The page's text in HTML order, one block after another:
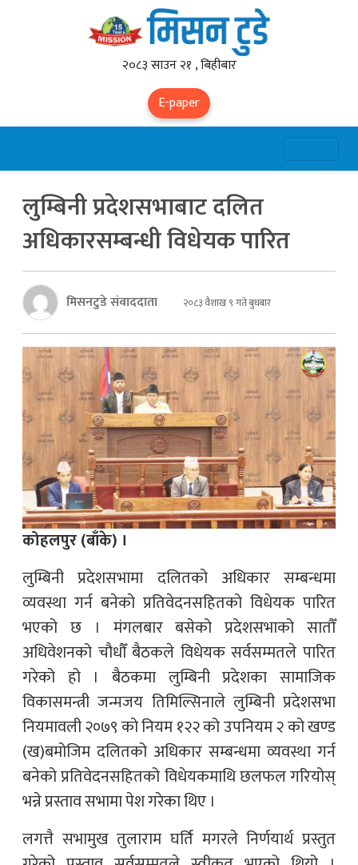
२०८३ साउन २१ , बिहीबार
E-paper
लुम्बिनी प्रदेशसभाबाट दलित
अधिकारसम्बन्धी विधेयक पारित
मिसनटुडे संवाददाता २०८३ वैशाख ९ गते बुधबार
कोहलपुर (बाँके) ।
लुम्बिनी प्रदेशसभामा दलितको अधिकार सम्बन्धमा
व्यवस्था गर्न बनेको प्रतिवेदनसहितको विधेयक पारित
भएको छ । मंगलबार बसेको प्रदेशसभाको सातौँ
अधिवेशनको चौधौँ बैठकले विधेयक सर्वसम्मतले पारित
गरेको हो । बैठकमा लुम्बिनी प्रदेशका सामाजिक
विकासमन्त्री जन्मजय तिमिल्सिनाले लुम्बिनी प्रदेशसभा
नियमावली २०७९ को नियम १२२ को उपनियम २ को खण्ड
(ख)बमोजिम दलितको अधिकार सम्बन्धमा व्यवस्था गर्न
बनेको प्रतिवेदनसहितको विधेयकमाथि छलफल गरियोस्
भन्ने प्रस्ताव सभामा पेश गरेका थिए ।
लगत्तै सभामुख तुलाराम घर्ति मगरले निर्णयार्थ प्रस्तुत